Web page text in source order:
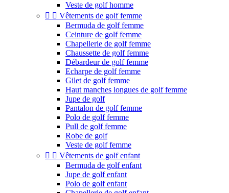
Veste de golf homme
  Vêtements de golf femme
Bermuda de golf femme
Ceinture de golf femme
Chapellerie de golf femme
Chaussette de golf femme
Débardeur de golf femme
Echarpe de golf femme
Gilet de golf femme
Haut manches longues de golf femme
Jupe de golf
Pantalon de golf femme
Polo de golf femme
Pull de golf femme
Robe de golf
Veste de golf femme
  Vêtements de golf enfant
Bermuda de golf enfant
Jupe de golf enfant
Polo de golf enfant